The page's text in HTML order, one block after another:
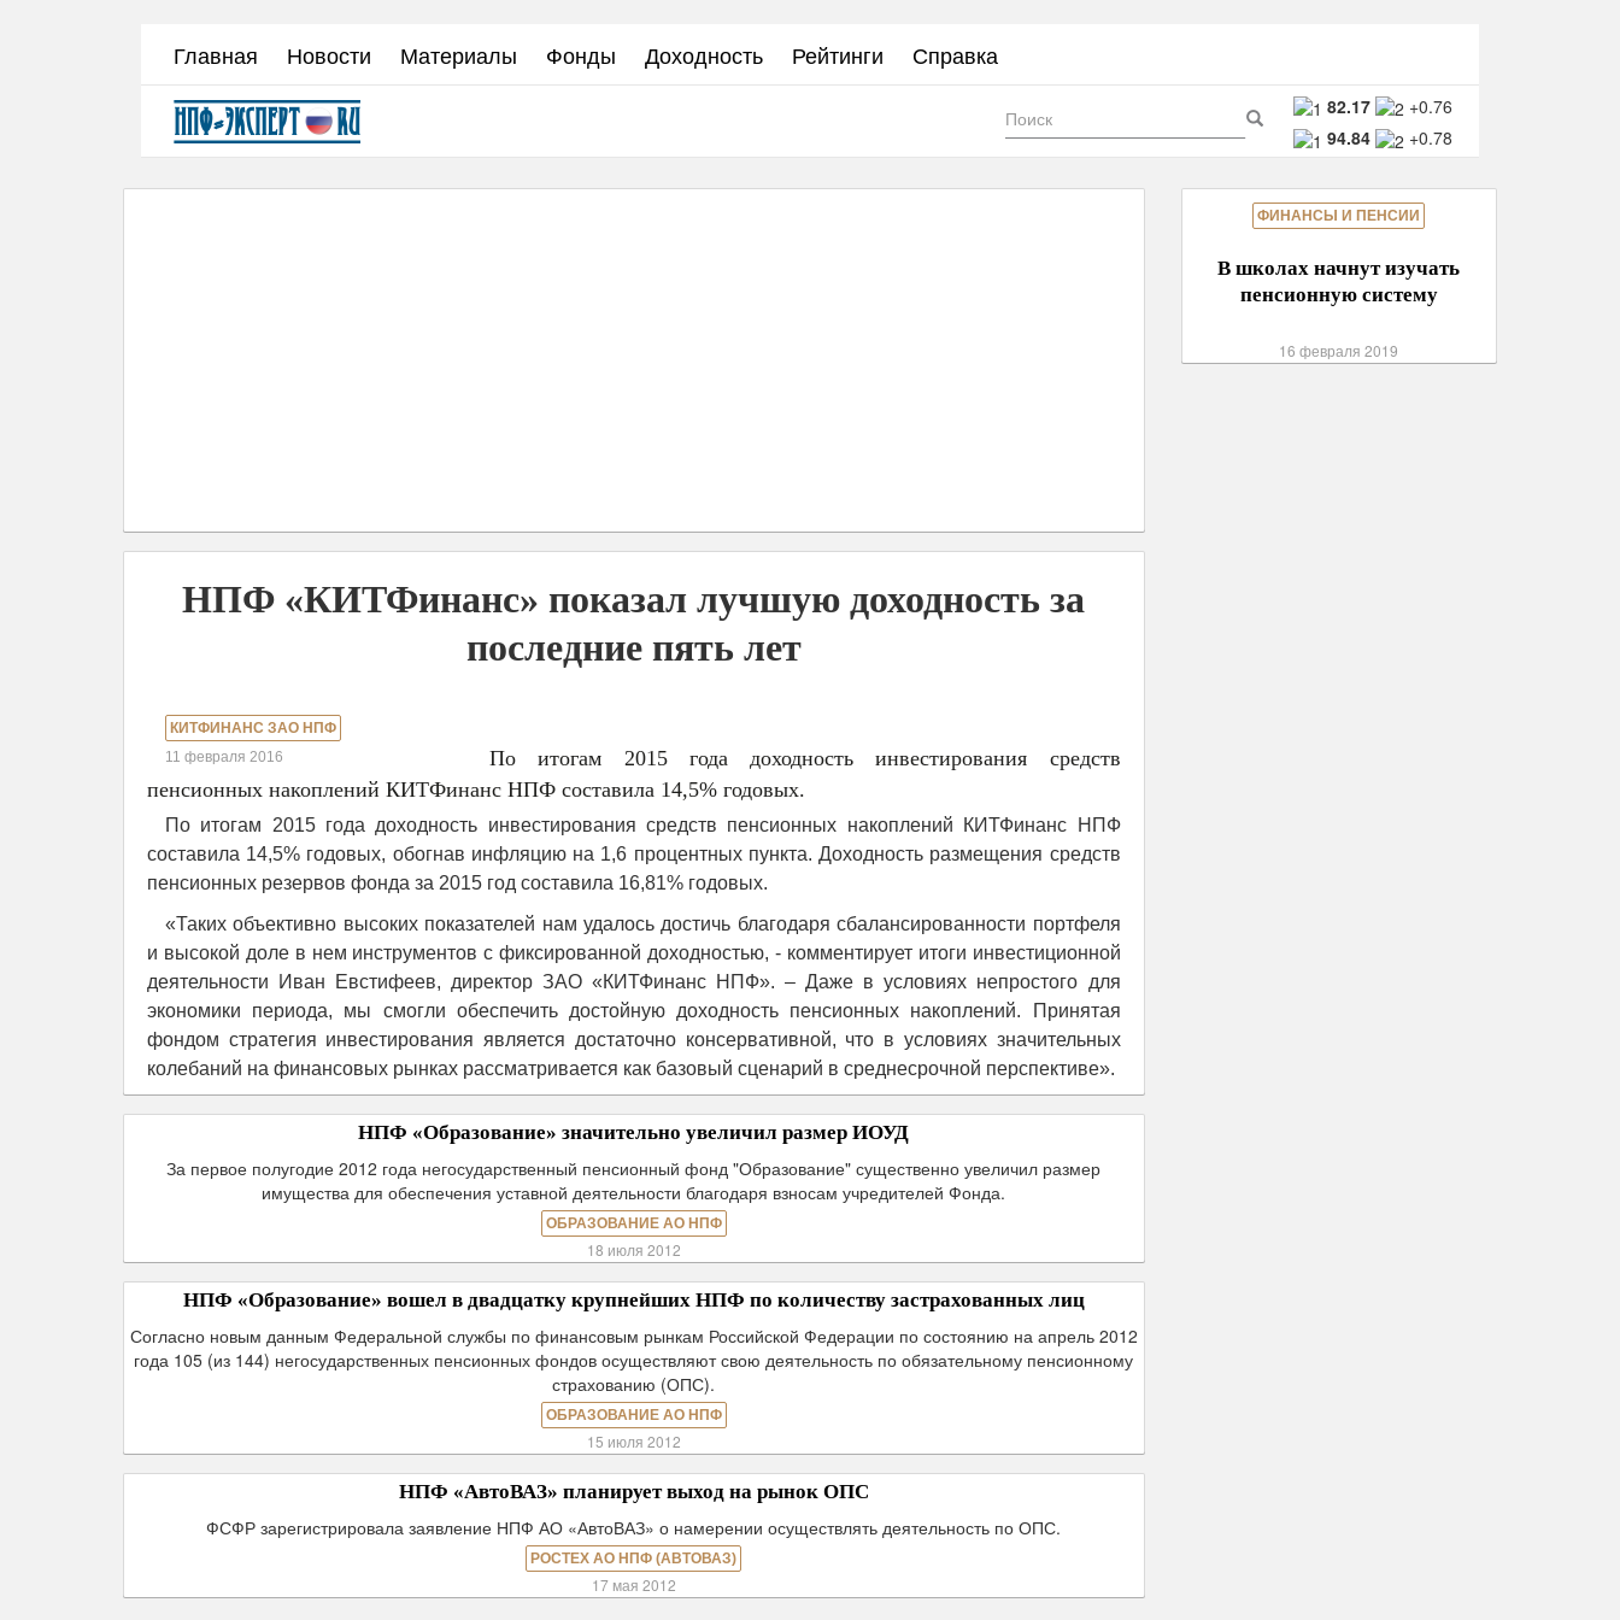
Главная Новости Материалы Фонды Доходность Рейтинги Справка
82.17
+0.76
94.84
+0.78
Форма
поиска Поиск
НПФ «КИТФинанс» показал лучшую доходность за
последние пять лет
КИТФИНАНС ЗАО НПФ
11 февраля 2016
По итогам 2015 года доходность инвестирования средств
пенсионных накоплений КИТФинанс НПФ составила 14,5% годовых.
По итогам 2015 года доходность инвестирования средств пенсионных накоплений КИТФинанс НПФ
составила 14,5% годовых, обогнав инфляцию на 1,6 процентных пункта. Доходность размещения средств
пенсионных резервов фонда за 2015 год составила 16,81% годовых.
«Таких объективно высоких показателей нам удалось достичь благодаря сбалансированности портфеля
и высокой доле в нем инструментов с фиксированной доходностью, - комментирует итоги инвестиционной
деятельности Иван Евстифеев, директор ЗАО «КИТФинанс НПФ». – Даже в условиях непростого для
экономики периода, мы смогли обеспечить достойную доходность пенсионных накоплений. Принятая
фондом стратегия инвестирования является достаточно консервативной, что в условиях значительных
колебаний на финансовых рынках рассматривается как базовый сценарий в среднесрочной перспективе».
НПФ «Образование» значительно увеличил размер ИОУД
За первое полугодие 2012 года негосударственный пенсионный фонд "Образование" существенно увеличил размер
имущества для обеспечения уставной деятельности благодаря взносам учредителей Фонда.
ОБРАЗОВАНИЕ АО НПФ
18 июля 2012
НПФ «Образование» вошел в двадцатку крупнейших НПФ по количеству застрахованных лиц
Согласно новым данным Федеральной службы по финансовым рынкам Российской Федерации по состоянию на апрель 2012
года 105 (из 144) негосударственных пенсионных фондов осуществляют свою деятельность по обязательному пенсионному
страхованию (ОПС).
ОБРАЗОВАНИЕ АО НПФ
15 июля 2012
НПФ «АвтоВАЗ» планирует выход на рынок ОПС
ФСФР зарегистрировала заявление НПФ АО «АвтоВАЗ» о намерении осуществлять деятельность по ОПС.
РОСТЕХ АО НПФ (АВТОВАЗ)
17 мая 2012
ФИНАНСЫ И ПЕНСИИ
В школах начнут изучать
пенсионную систему
16 февраля 2019